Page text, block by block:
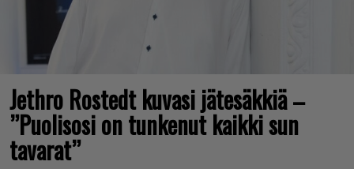
Jethro Rostedt kuvasi jätesäkkiä –
”Puolisosi on tunkenut kaikki sun
tavarat”